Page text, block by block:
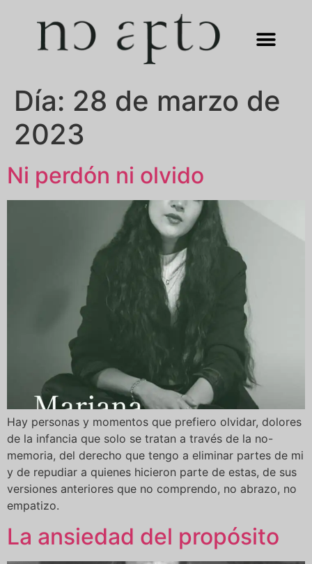
Día: 28 de marzo de
2023
Ni perdón ni olvido
Hay personas y momentos que prefiero olvidar, dolores
de la infancia que solo se tratan a través de la no-
memoria, del derecho que tengo a eliminar partes de mi
y de repudiar a quienes hicieron parte de estas, de sus
versiones anteriores que no comprendo, no abrazo, no
empatizo.
La ansiedad del propósito